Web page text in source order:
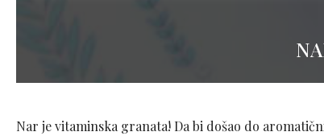
Nar je vitaminska granata! Da bi došao do